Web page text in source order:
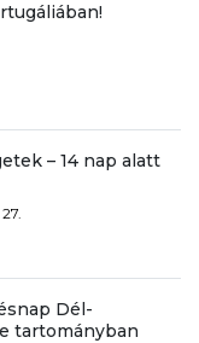
– 14 nap alatt
Dél-
tartományban